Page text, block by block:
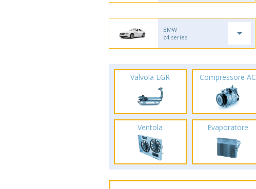
BMW
z4 series
Valvola EGR Compressore AC
Ventola Evaporatore